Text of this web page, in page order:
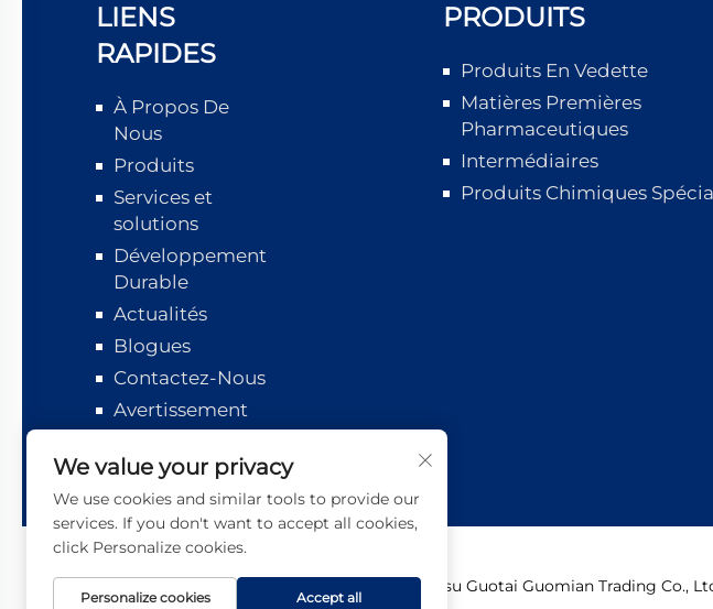
LIENS
RAPIDES
À Propos De
Nous
Produits
Services et
solutions
Développement
Durable
Actualités
Blogues
Contactez-Nous
Avertissement
PRODUITS
Produits En Vedette
Matières Premières
Pharmaceutiques
Intermédiaires
Produits Chimiques
Copyright © 2026 Jiangsu Guotai Guomian Trading Co.,
We value your privacy
We use cookies and similar tools to provide our
services. If you don't want to accept all cookies,
click Personalize cookies.
Personalize cookies Accept all